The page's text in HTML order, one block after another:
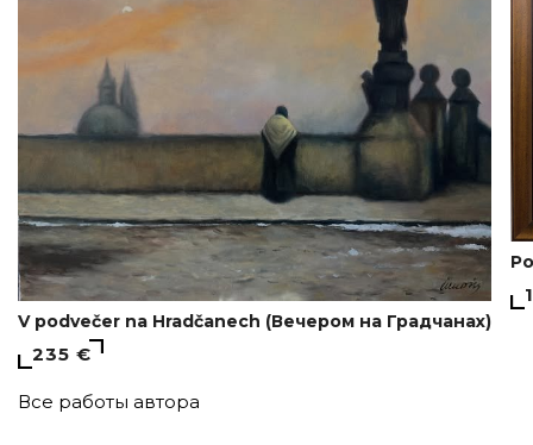
V podvečer na Hradčanech (Вечером на Градчанах)
235 €
Все работы автора